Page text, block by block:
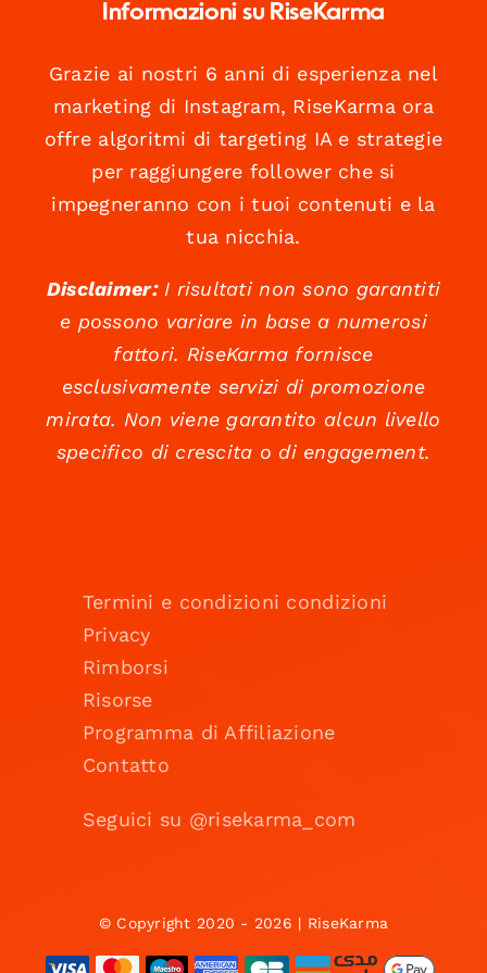
Informazioni su RiseKarma
Grazie ai nostri 6 anni di esperienza nel
marketing di Instagram, RiseKarma ora
offre algoritmi di targeting IA e strategie
per raggiungere follower che si
impegneranno con i tuoi contenuti e la
tua nicchia.
Disclaimer:I risultati non sono garantiti
e possono variare in base a numerosi
fattori. RiseKarma fornisce
esclusivamente servizi di promozione
mirata. Non viene garantito alcun livello
specifico di crescita o di engagement.
Termini e condizioni condizioni
Privacy
Rimborsi
Risorse
Programma di Affiliazione
Contatto
Seguici su @risekarma_com
© Copyright 2020 - 2026 | RiseKarma